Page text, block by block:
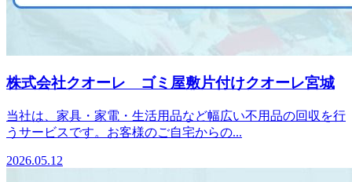
株式会社クオーレ ゴミ屋敷片付けクオーレ宮城
当社は、家具・家電・生活用品など幅広い不用品の回収を行
うサービスです。お客様のご自宅からの...
2026.05.12